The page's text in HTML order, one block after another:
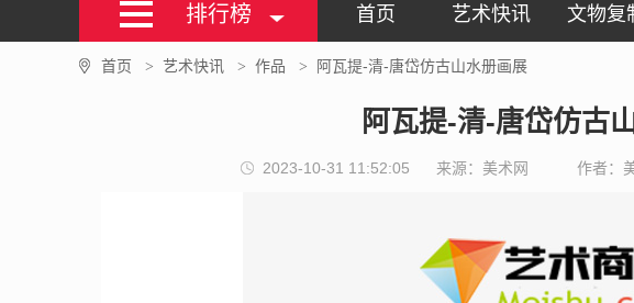
排行榜 首页 艺术快讯 文物复
首页 > 艺术快讯 > 作品 > 阿瓦提-清-唐岱仿古山水册画展
阿瓦提-清-唐岱仿古
2023-10-31 11:52:05 来源：美术网 作者：